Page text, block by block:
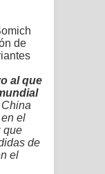
de
al que
el
que
de
el